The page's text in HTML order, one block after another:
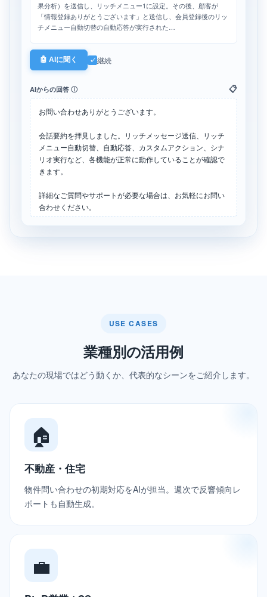
果分析）を送信し、リッチメニュー1に設定。その後、顧客が
「情報登録ありがとうございます」と送信し、会員登録後のリッ
チメニュー自動切替の自動応答が実行された…
上記はお客様からのメッセージです。
200文字以内で回答してください。
丁寧な言葉遣いをしてください。
🤖 AIに聞く ✓ 継続
AIからの回答 ⓘ 📋
お問い合わせありがとうございます。
会話要約を拝見しました。リッチメッセージ送信、リッチ
メニュー自動切替、自動応答、カスタムアクション、シナ
リオ実行など、各機能が正常に動作していることが確認で
きます。
詳細なご質問やサポートが必要な場合は、お気軽にお問い
合わせください。
TEL：03-6321-0872
USE CASES
業種別の活用例
あなたの現場ではどう動くか、代表的なシーンをご紹介します。
🏠
不動産・住宅
物件問い合わせの初期対応をAIが担当。週次で反響傾向レ
ポートも自動生成。
💼